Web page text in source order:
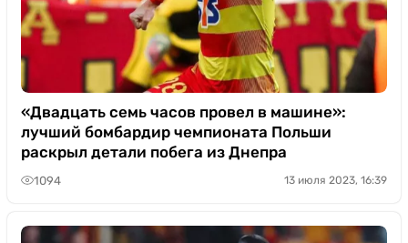
«Двадцать семь часов провел в машине»:
лучший бомбардир чемпионата Польши
раскрыл детали побега из Днепра
1094 13 июля 2023, 16:39